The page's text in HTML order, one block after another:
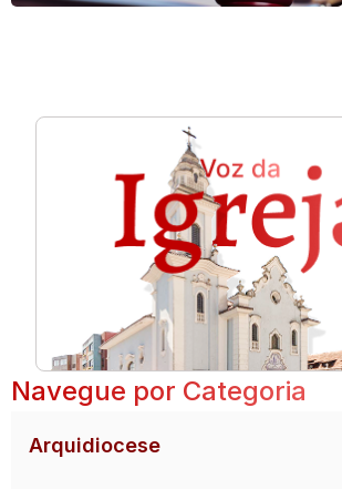
Navegue por Categoria
Arquidiocese